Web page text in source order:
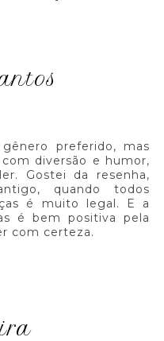
preferido, mas
diversão e humor,
Gostei da resenha,
quando todos
é muito legal. E a
é bem positiva pela
com certeza.